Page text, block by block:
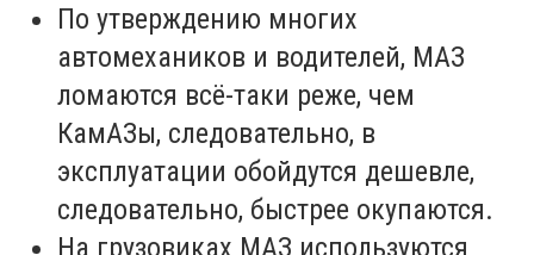
По утверждению многих
автомехаников и водителей, МАЗ
ломаются всё-таки реже, чем
КамАЗы, следовательно, в
эксплуатации обойдутся дешевле,
следовательно, быстрее окупаются.
На грузовиках МАЗ используются